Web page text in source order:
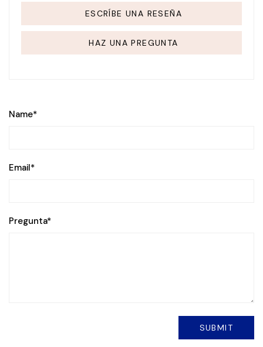
ESCRÍBE UNA RESEÑA
HAZ UNA PREGUNTA
Name*
Email*
Pregunta*